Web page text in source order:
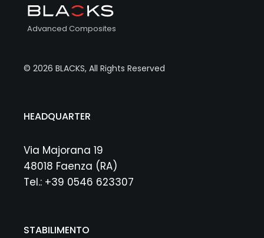
Advanced Composites
© 2026 BLACKS, All Rights Reserved
HEADQUARTER
Via Majorana 19
48018 Faenza (RA)
Tel.: +39 0546 623307
STABILIMENTO